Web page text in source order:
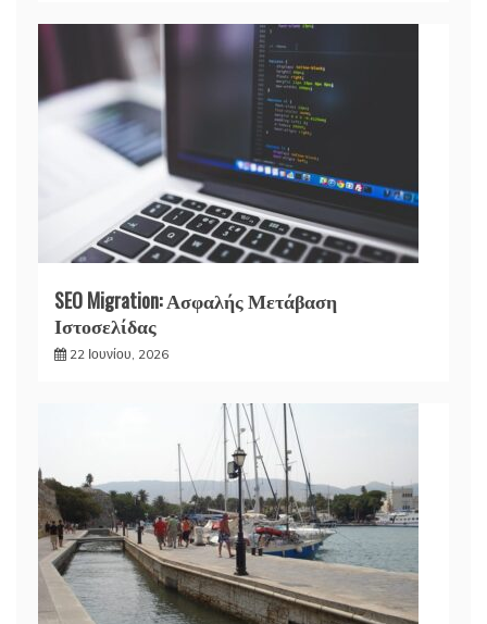
SEO Migration: Ασφαλής Μετάβαση
Ιστοσελίδας
22 Ιουνίου, 2026